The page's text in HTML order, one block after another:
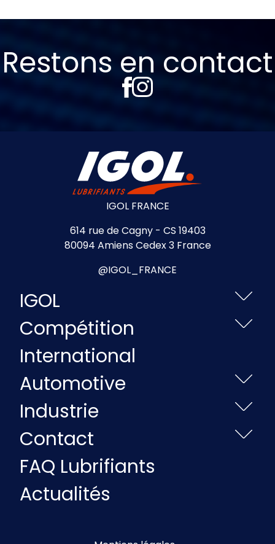
Restons en contact
IGOL FRANCE
614 rue de Cagny - CS 19403
80094 Amiens Cedex 3 France
@IGOL_FRANCE
IGOL
Compétition
International
Automotive
Industrie
Contact
FAQ Lubrifiants
Actualités